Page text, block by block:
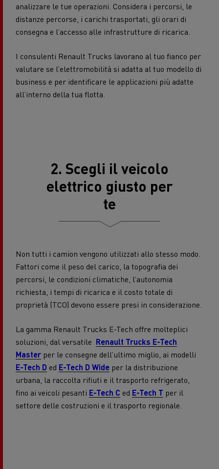
analizzare le tue operazioni. Considera i percorsi, le
distanze percorse, i carichi trasportati, gli orari di
consegna e l’accesso alle infrastrutture di ricarica.
I consulenti Renault Trucks lavorano al tuo fianco per
valutare se l’elettromobilità si adatta al tuo modello di
business e per identificare le applicazioni più adatte
all’interno della tua flotta.
2. Scegli il veicolo
elettrico giusto per
te
Non tutti i camion vengono utilizzati allo stesso modo.
Fattori come il peso del carico, la topografia dei
percorsi, le condizioni climatiche, l’autonomia
richiesta, i tempi di ricarica e il costo totale di
proprietà (TCO) devono essere presi in considerazione.
La gamma Renault Trucks E-Tech offre molteplici
soluzioni, dal versatile Renault Trucks E-Tech
Master per le consegne dell’ultimo miglio, ai modelli
E-Tech D ed E-Tech D Wide per la distribuzione
urbana, la raccolta rifiuti e il trasporto refrigerato,
fino ai veicoli pesanti E-Tech C ed E-Tech T per il
settore delle costruzioni e il trasporto regionale.